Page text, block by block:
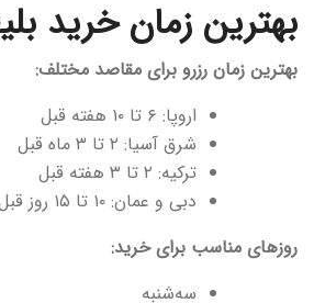
بهترین زمان خرید
بهترین زمان رزرو برای مقاصد مختلف:
اروپا: ۶ تا ۱۰ هفته قبل
شرق آسیا: ۲ تا ۳ ماه قبل
ترکیه: ۲ تا ۳ هفته قبل
دبی و عمان: ۱۰ تا ۱۵ روز قبل
روزهای مناسب برای خرید:
سه‌شنبه